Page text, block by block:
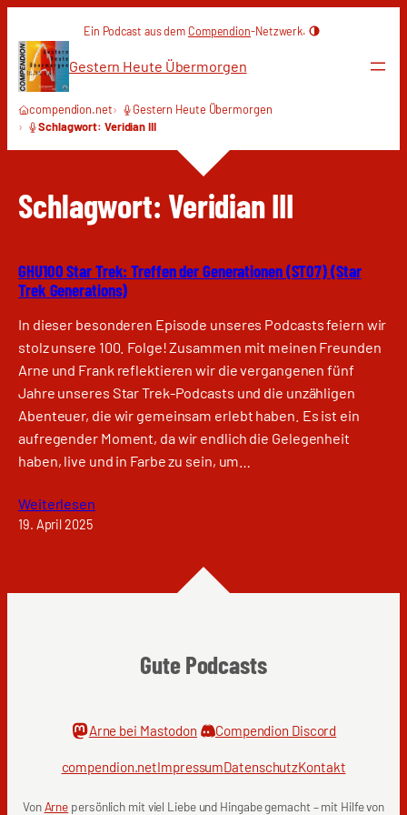
Inhalt
springen
Ein Podcast aus dem Compendion-Netzwerk.
Gestern Heute Übermorgen
compendion.net
Gestern Heute Übermorgen
Schlagwort: Veridian III
Schlagwort: Veridian III
GHU100 Star Trek: Treffen der Generationen (ST07) (Star
Trek Generations)
In dieser besonderen Episode unseres Podcasts feiern wir
stolz unsere 100. Folge! Zusammen mit meinen Freunden
Arne und Frank reflektieren wir die vergangenen fünf
Jahre unseres Star Trek-Podcasts und die unzähligen
Abenteuer, die wir gemeinsam erlebt haben. Es ist ein
aufregender Moment, da wir endlich die Gelegenheit
haben, live und in Farbe zu sein, um…
Weiterlesen
19. April 2025
Gute Podcasts
Arne bei Mastodon Compendion Discord
compendion.netImpressumDatenschutzKontakt
VonArne persönlich mit viel Liebe und Hingabe gemacht – mit Hilfe von